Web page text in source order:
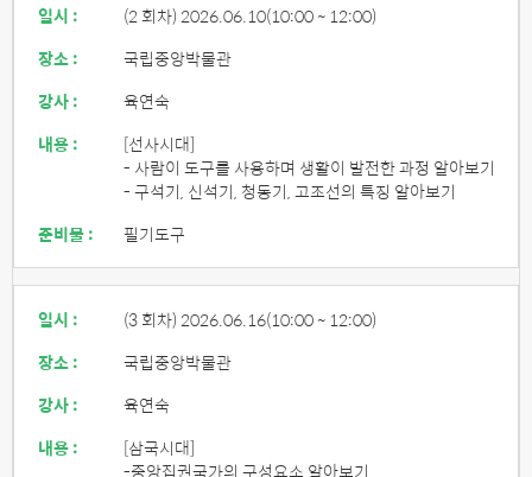
일시 : (2 회차) 2026.06.10(10:00 ~ 12:00)
장소 :
국립중앙박물관
강사 :
육연숙
내용 :
[선사시대]
- 사람이 도구를 사용하며 생활이 발전한 과정 알아보기
- 구석기, 신석기, 청동기, 고조선의 특징 알아보기
준비물 :
필기도구
일시 : (3 회차) 2026.06.16(10:00 ~ 12:00)
장소 :
국립중앙박물관
강사 :
육연숙
내용 :
[삼국시대]
-중앙집권국가의 구성요소 알아보기